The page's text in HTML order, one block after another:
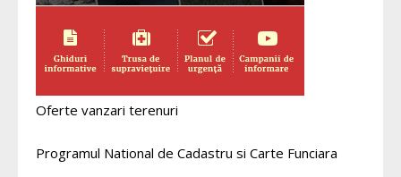
Oferte vanzari terenuri
Programul National de Cadastru si Carte Funciara